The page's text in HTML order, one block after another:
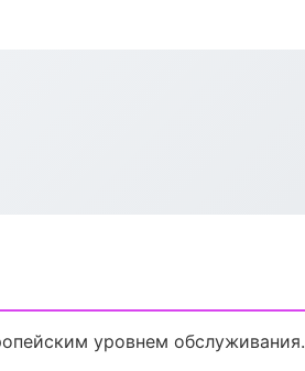
уровнем обслуживания.